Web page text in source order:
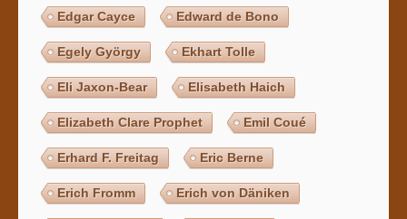
Edgar Cayce Edward de Bono
Egely György Ekhart Tolle
Eli Jaxon-Bear Elisabeth Haich
Elizabeth Clare Prophet Emil Coué
Erhard F. Freitag Eric Berne
Erich Fromm Erich von Däniken